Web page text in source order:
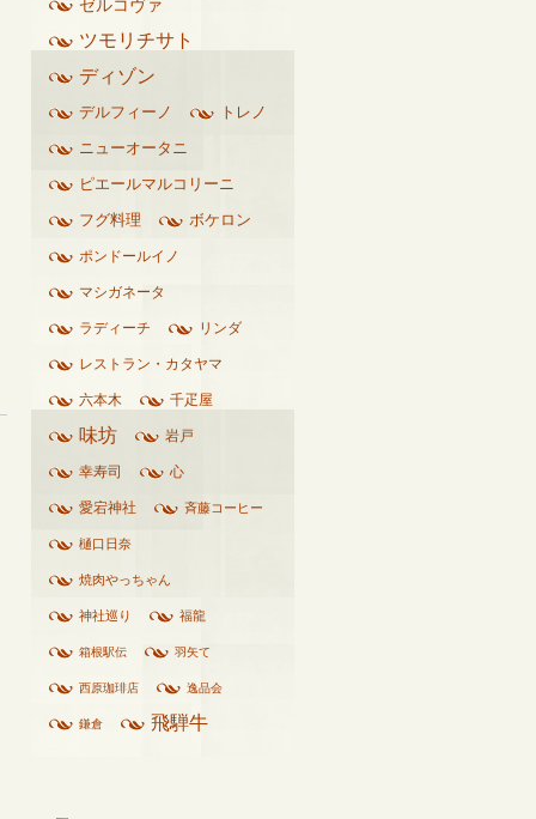
ゼルコヴァ
ツモリチサト
ディゾン
デルフィーノ トレノ
ニューオータニ
ピエールマルコリーニ
フグ料理 ボケロン
ポンドールイノ
マシガネータ
ラディーチ リンダ
レストラン・カタヤマ
六本木 千疋屋
味坊 岩戸
幸寿司 心
愛宕神社 斉藤コーヒー
樋口日奈
焼肉やっちゃん
神社巡り 福龍
箱根駅伝 羽矢て
西原珈琲店 逸品会
鎌倉 飛騨牛